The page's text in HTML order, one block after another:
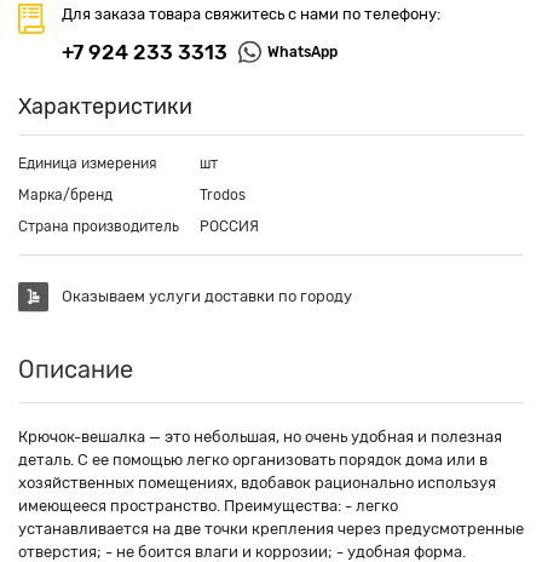
Для заказа товара свяжитесь с нами по телефону:
+7 924 233 3313 WhatsApp
Характеристики
Единица измерения
шт
Марка/бренд
Trodos
Страна производитель
РОССИЯ
Оказываем услуги доставки по городу
Описание
Крючок-вешалка — это небольшая, но очень удобная и полезная
деталь. С ее помощью легко организовать порядок дома или в
хозяйственных помещениях, вдобавок рационально используя
имеющееся пространство. Преимущества: - легко
устанавливается на две точки крепления через предусмотренные
отверстия; - не боится влаги и коррозии; - удобная форма.